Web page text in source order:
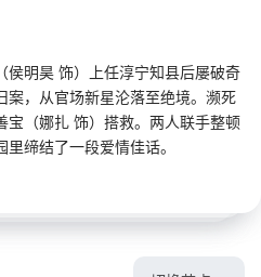
明昊 饰）上任淳宁知县后屡破奇
案，从官场新星沦落至绝境。濒死
宝（娜扎 饰）搭救。两人联手整顿
缔结了一段爱情佳话。